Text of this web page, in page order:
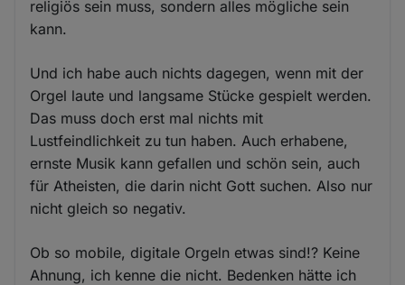
religiös sein muss, sondern alles mögliche sein
kann.
Und ich habe auch nichts dagegen, wenn mit der
Orgel laute und langsame Stücke gespielt werden.
Das muss doch erst mal nichts mit
Lustfeindlichkeit zu tun haben. Auch erhabene,
ernste Musik kann gefallen und schön sein, auch
für Atheisten, die darin nicht Gott suchen. Also nur
nicht gleich so negativ.
Ob so mobile, digitale Orgeln etwas sind!? Keine
Ahnung, ich kenne die nicht. Bedenken hätte ich